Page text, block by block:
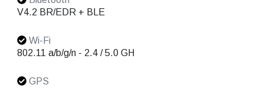
V4.2 BR/EDR + BLE
Wi-Fi
802.11 a/b/g/n - 2.4 / 5.0 GH
GPS